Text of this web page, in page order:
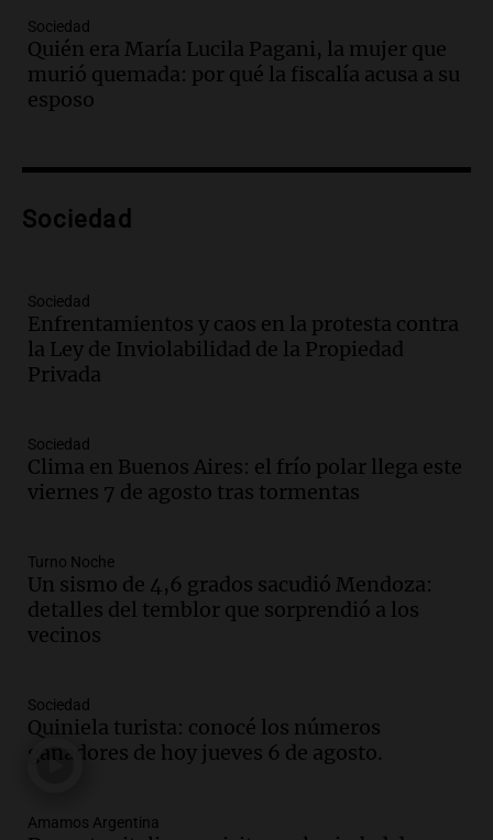
avanza con testimonios clave sobre el
accidente en Villa Dolores
Panorama Federal
Episodios
tributo todos los jueves
Episodios
sea, va a ser lindo”
La Cadena del Gol
Episodios
Audio.
mano es muy peligroso”
La Argentina, hoy
Episodios
sobre los parques educativos
Amamos Argentina
Episodios
Audio.
durante la primavera
Informados al regreso
Episodios
tras fuertes vientos
Sociedad
Quién era María Lucila Pagani, la mujer que
murió quemada: por qué la fiscalía acusa a su
esposo
Sociedad
Sociedad
Enfrentamientos y caos en la protesta contra
la Ley de Inviolabilidad de la Propiedad
Privada
Sociedad
Clima en Buenos Aires: el frío polar llega este
viernes 7 de agosto tras tormentas
Turno Noche
Un sismo de 4,6 grados sacudió Mendoza:
detalles del temblor que sorprendió a los
vecinos
Sociedad
Quiniela turista: conocé los números
ganadores de hoy jueves 6 de agosto.
Amamos Argentina